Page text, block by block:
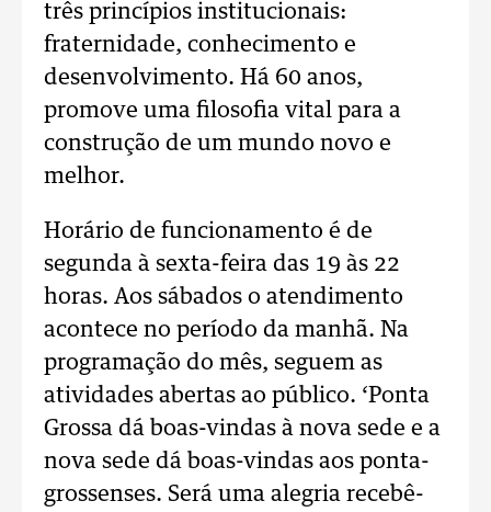
três princípios institucionais:
fraternidade, conhecimento e
desenvolvimento. Há 60 anos,
promove uma filosofia vital para a
construção de um mundo novo e
melhor.
Horário de funcionamento é de
segunda à sexta-feira das 19 às 22
horas. Aos sábados o atendimento
acontece no período da manhã. Na
programação do mês, seguem as
atividades abertas ao público. ‘Ponta
Grossa dá boas-vindas à nova sede e a
nova sede dá boas-vindas aos ponta-
grossenses. Será uma alegria recebê-